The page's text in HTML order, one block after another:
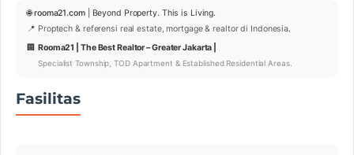
🌐rooma21.com| Beyond Property. This is Living.
📍 Proptech & referensi real estate, mortgage & realtor di Indonesia.
🏢 Rooma21 | The Best Realtor – Greater Jakarta |
Specialist Township, TOD Apartment & Established Residential Areas.
Fasilitas